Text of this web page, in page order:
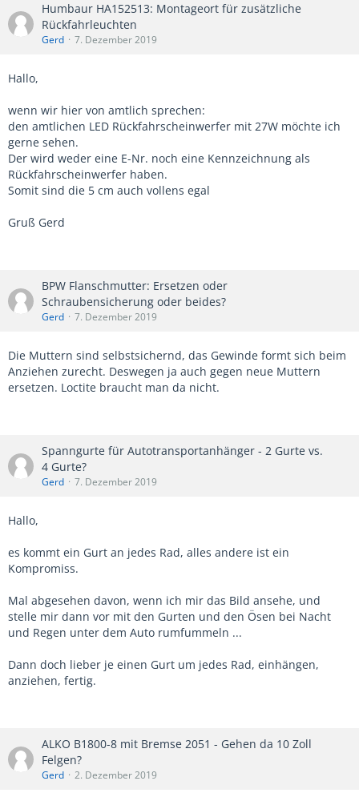
Humbaur HA152513: Montageort für zusätzliche
Rückfahrleuchten
Gerd 7. Dezember 2019
Hallo,
wenn wir hier von amtlich sprechen:
den amtlichen LED Rückfahrscheinwerfer mit 27W möchte ich
gerne sehen.
Der wird weder eine E-Nr. noch eine Kennzeichnung als
Rückfahrscheinwerfer haben.
Somit sind die 5 cm auch vollens egal
Gruß Gerd
BPW Flanschmutter: Ersetzen oder
Schraubensicherung oder beides?
Gerd 7. Dezember 2019
Die Muttern sind selbstsichernd, das Gewinde formt sich beim
Anziehen zurecht. Deswegen ja auch gegen neue Muttern
ersetzen. Loctite braucht man da nicht.
Spanngurte für Autotransportanhänger - 2 Gurte vs.
4 Gurte?
Gerd 7. Dezember 2019
Hallo,
es kommt ein Gurt an jedes Rad, alles andere ist ein
Kompromiss.
Mal abgesehen davon, wenn ich mir das Bild ansehe, und
stelle mir dann vor mit den Gurten und den Ösen bei Nacht
und Regen unter dem Auto rumfummeln ...
Dann doch lieber je einen Gurt um jedes Rad, einhängen,
anziehen, fertig.
ALKO B1800-8 mit Bremse 2051 - Gehen da 10 Zoll
Felgen?
Gerd 2. Dezember 2019